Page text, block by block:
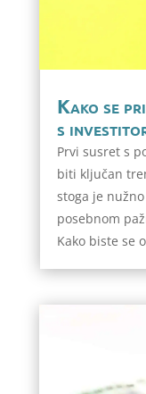
Kako se
s
Prvi susret s
biti ključan
stoga je
posebnom
Kako biste se